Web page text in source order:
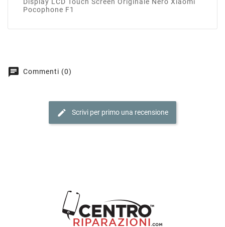
Pocophone F1
chat Commenti (0)
edit Scrivi per primo una recensione